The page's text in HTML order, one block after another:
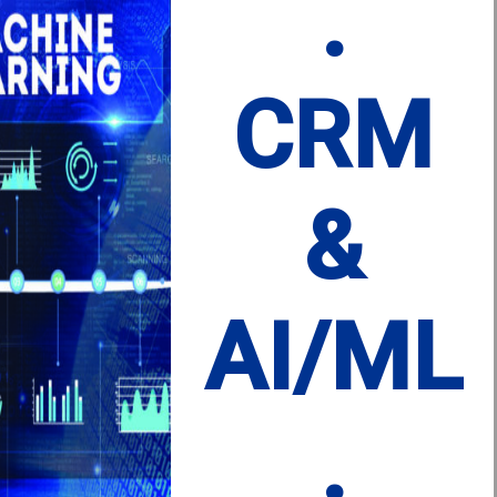
.
CRM
&
AI/ML